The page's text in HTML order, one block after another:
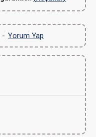
- Yorum Yap